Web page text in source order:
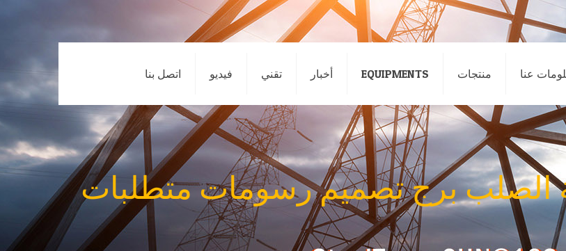
عنا منتجات EQUIPMENTS أخبار تقني فيديو اتصل بنا